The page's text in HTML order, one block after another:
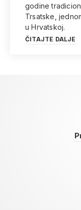
godine
Trsatske,
u Hrvatskoj.
ČITAJTE DALJE